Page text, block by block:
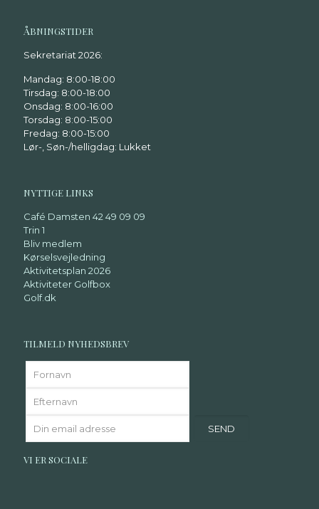
ÅBNINGSTIDER
Sekretariat 2026:
Mandag: 8:00-18:00
Tirsdag: 8:00-18:00
Onsdag: 8:00-16:00
Torsdag: 8:00-15:00
Fredag: 8:00-15:00
Lør-, Søn-/helligdag: Lukket
NYTTIGE LINKS
Café Damsten 42 49 09 09
Trin 1
Bliv medlem
Kørselsvejledning
Aktivitetsplan 2026
Aktiviteter Golfbox
Golf.dk
TILMELD NYHEDSBREV
VI ER SOCIALE